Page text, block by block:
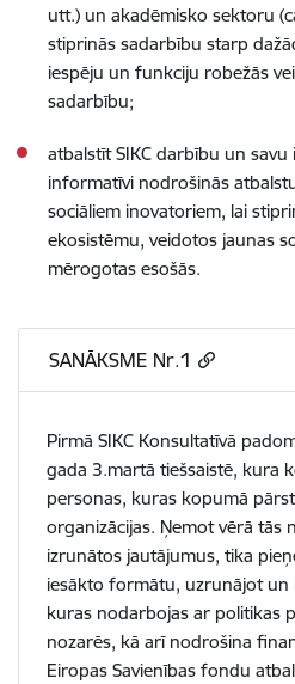
utt.) un akadēmisko sektoru
stiprinās sadarbību starp
iespēju un funkciju robežās
sadarbību;
atbalstīt SIKC darbību un
informatīvi nodrošinās
sociāliem inovatoriem, lai
ekosistēmu, veidotos jaunas
mērogotas esošās.
SANĀKSME Nr.1
Pirmā SIKC Konsultatīvā
gada 3.martā tiešsaistē, kura
personas, kuras kopumā
organizācijas. Ņemot vērā tās
izrunātos jautājumus, tika
iesākto formātu, uzrunājot un
kuras nodarbojas ar politikas
nozarēs, kā arī nodrošina
Eiropas Savienības fondu